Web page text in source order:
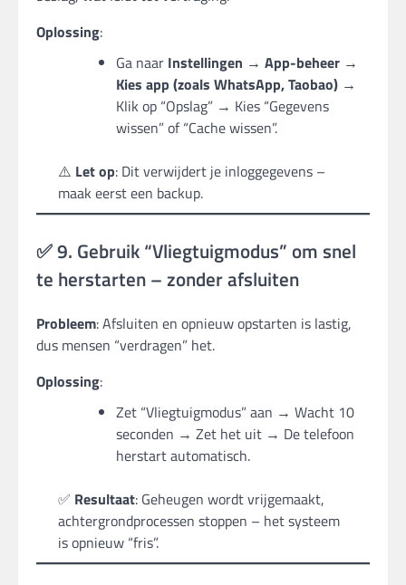
Oplossing:
Ga naar Instellingen → App-beheer →
Kies app (zoals WhatsApp, Taobao) →
Klik op “Opslag” → Kies “Gegevens
wissen” of “Cache wissen”.
⚠️ Let op: Dit verwijdert je inloggegevens –
maak eerst een backup.
✅ 9. Gebruik “Vliegtuigmodus” om snel
te herstarten – zonder afsluiten
Probleem: Afsluiten en opnieuw opstarten is lastig,
dus mensen “verdragen” het.
Oplossing:
Zet “Vliegtuigmodus” aan → Wacht 10
seconden → Zet het uit → De telefoon
herstart automatisch.
✅ Resultaat: Geheugen wordt vrijgemaakt,
achtergrondprocessen stoppen – het systeem
is opnieuw “fris”.